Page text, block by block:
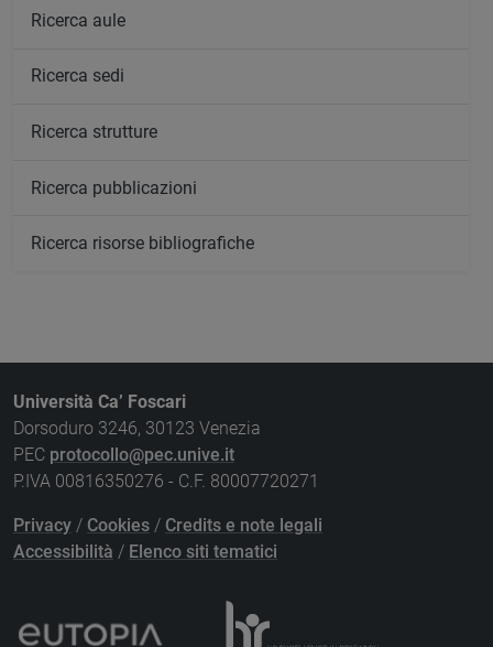
Ricerca aule
Ricerca sedi
Ricerca strutture
Ricerca pubblicazioni
Ricerca risorse bibliografiche
Università Ca’ Foscari
Dorsoduro 3246, 30123 Venezia
PEC protocollo@pec.unive.it
P.IVA 00816350276 - C.F. 80007720271
Privacy / Cookies / Credits e note legali
Accessibilità / Elenco siti tematici